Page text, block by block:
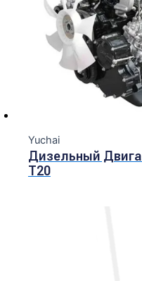
Yuchai
Дизельный
T20